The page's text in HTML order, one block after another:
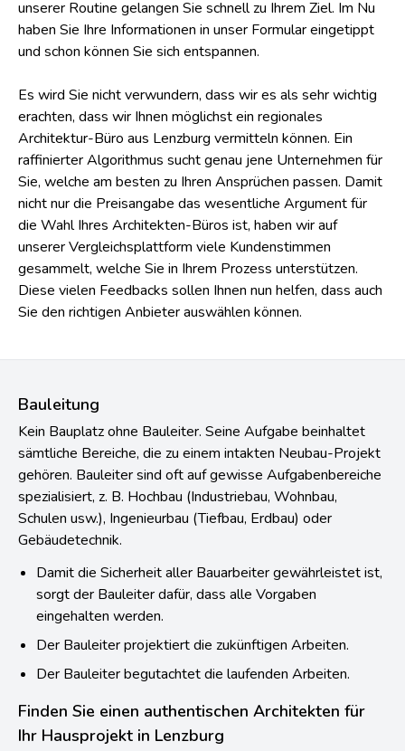
unserer Routine gelangen Sie schnell zu Ihrem Ziel. Im Nu
haben Sie Ihre Informationen in unser Formular eingetippt
und schon können Sie sich entspannen.
Es wird Sie nicht verwundern, dass wir es als sehr wichtig
erachten, dass wir Ihnen möglichst ein regionales
Architektur-Büro aus Lenzburg vermitteln können. Ein
raffinierter Algorithmus sucht genau jene Unternehmen für
Sie, welche am besten zu Ihren Ansprüchen passen. Damit
nicht nur die Preisangabe das wesentliche Argument für
die Wahl Ihres Architekten-Büros ist, haben wir auf
unserer Vergleichsplattform viele Kundenstimmen
gesammelt, welche Sie in Ihrem Prozess unterstützen.
Diese vielen Feedbacks sollen Ihnen nun helfen, dass auch
Sie den richtigen Anbieter auswählen können.
Bauleitung
Kein Bauplatz ohne Bauleiter. Seine Aufgabe beinhaltet
sämtliche Bereiche, die zu einem intakten Neubau-Projekt
gehören. Bauleiter sind oft auf gewisse Aufgabenbereiche
spezialisiert, z. B. Hochbau (Industriebau, Wohnbau,
Schulen usw.), Ingenieurbau (Tiefbau, Erdbau) oder
Gebäudetechnik.
Damit die Sicherheit aller Bauarbeiter gewährleistet ist,
sorgt der Bauleiter dafür, dass alle Vorgaben
eingehalten werden.
Der Bauleiter projektiert die zukünftigen Arbeiten.
Der Bauleiter begutachtet die laufenden Arbeiten.
Finden Sie einen authentischen Architekten für
Ihr Hausprojekt in Lenzburg